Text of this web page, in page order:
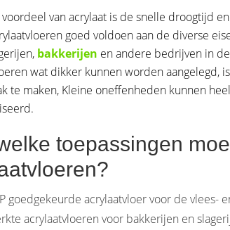
van acrylaat is de snelle droogtijd
goed voldoen aan de diverse
bakkerijen en andere bedrijven in
wat dikker kunnen worden
te maken, Kleine oneffenheden kunnen
toepassingen
goedgekeurde acrylaatvloer voor de vlees-
acrylaatvloeren voor bakkerijen en